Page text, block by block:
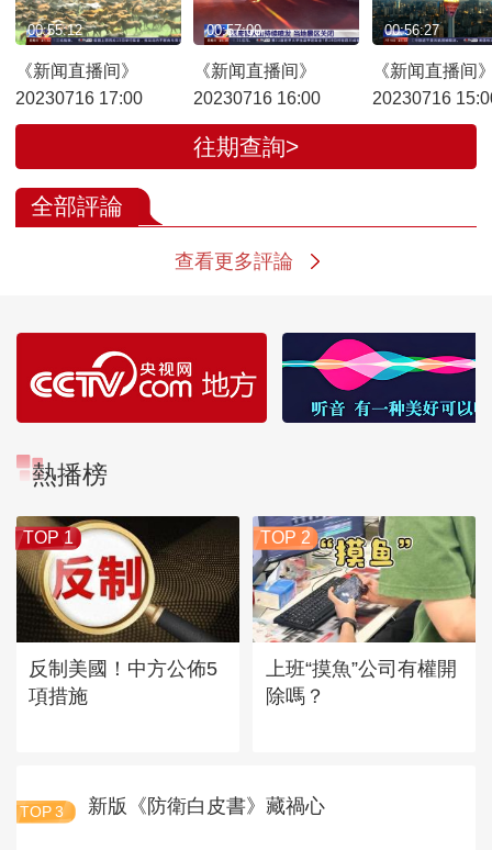
《新闻直播间》
20230716 17:00
00:55:12
《新闻直播间》
20230716 16:00
00:57:00
《新闻直播间
20230716
00:56:27
往期查詢>
全部評論
查看更多評論
熱播榜
TOP 1
反制美國！中方公佈5
項措施
TOP 2
上班“摸魚”公司有權開
除嗎？
TOP 3 新版《防衛白皮書》藏禍心